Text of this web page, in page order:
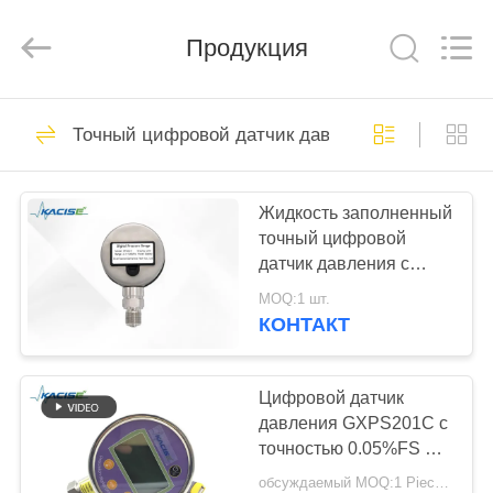
ДОМ
ПРОДУКТЫ
РОЛИКИ
НАС
ПУТЕШЕСТВИЕ
ФАБРИКИ
Co.,Ltd..
датчик воды
качественный
632
Прецизионный
датчик давления
802
Продукция
Точный цифровой датчик давления
Жидкость заполненный
точный цифровой
датчик давления с
флуорокаменным
кольцом уплотнения и
316L
MOQ:1 шт.
КОНТАКТ
Цифровой датчик
давления GXPS201C с
точностью 0.05%FS и
4000mAh литийным
обсуждаемый MOQ:1 Piece / Pieces